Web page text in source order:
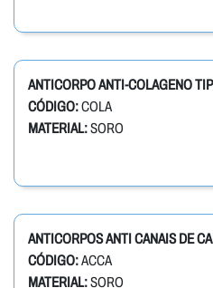
ANTICORPO ANTI-COLAGENO
CÓDIGO:COLA
MATERIAL:SORO
ANTICORPOS ANTI CANAIS DE
CÓDIGO:ACCA
MATERIAL:SORO